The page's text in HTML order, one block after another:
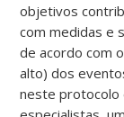
objetivos
com medidas e
de acordo com
alto) dos
neste protocolo